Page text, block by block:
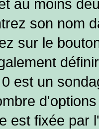
au moins
son nom
sur le
est un
est fixée par